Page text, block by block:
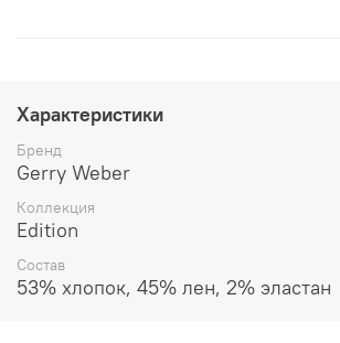
Характеристики
Бренд
Gerry Weber
Коллекция
Edition
Состав
53% хлопок, 45% лен, 2% эластан